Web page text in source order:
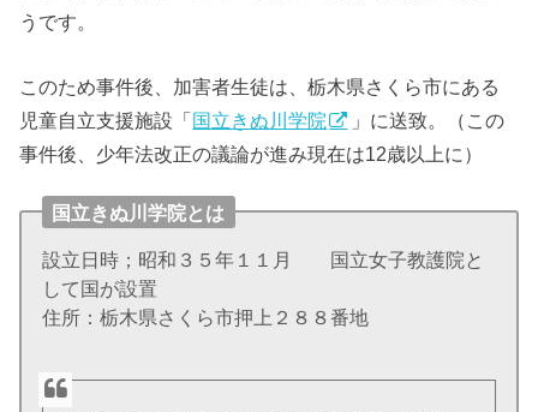
うです。
このため事件後、加害者生徒は、栃木県さくら市にある
児童自立支援施設「国立きぬ川学院
」に送致。（この
事件後、少年法改正の議論が進み現在は12歳以上に）
国立きぬ川学院とは
設立日時；昭和３５年１１月 国立女子教護院と
して国が設置
住所：栃木県さくら市押上２８８番地